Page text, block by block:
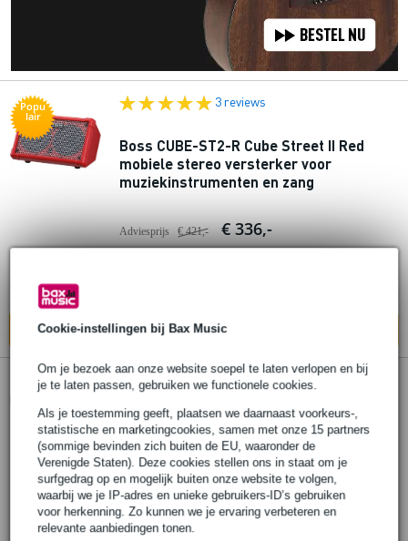
Cookie-instellingen bij Bax Music
Om je bezoek aan onze website soepel te laten verlopen en bij
je te laten passen, gebruiken we functionele cookies.
Als je toestemming geeft, plaatsen we daarnaast voorkeurs-,
statistische en marketingcookies, samen met onze 15 partners
(sommige bevinden zich buiten de EU, waaronder de
Verenigde Staten). Deze cookies stellen ons in staat om je
surfgedrag op en mogelijk buiten onze website te volgen,
waarbij we je IP-adres en unieke gebruikers-ID’s gebruiken
voor herkenning. Zo kunnen we je ervaring verbeteren en
relevante aanbiedingen tonen.
Popu
lair
3 reviews
Boss CUBE-ST2-R Cube Street II Red
mobiele stereo versterker voor
muziekinstrumenten en zang
Adviesprijs € 421,- € 336,-
In mijn winkelwagen
8 reviews
Boss Katana-Air 30W gitaarversterker
combo met draadloos gitaarsysteem
Adviesprijs € 535,- € 399,-
Op voorraad